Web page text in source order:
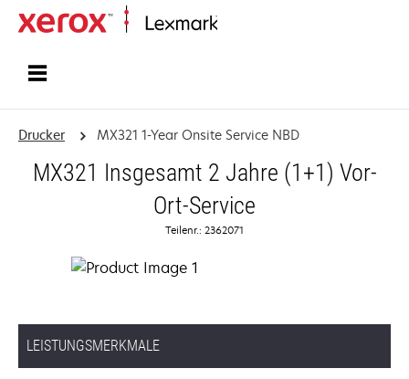
Drucker MX321 1-Year Onsite Service NBD
MX321 Insgesamt 2 Jahre (1+1) Vor-
Ort-Service
Teilenr.: 2362071
LEISTUNGSMERKMALE